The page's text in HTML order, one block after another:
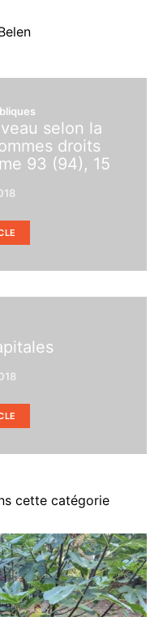
selon la
droits
93 (94), 15
cette catégorie